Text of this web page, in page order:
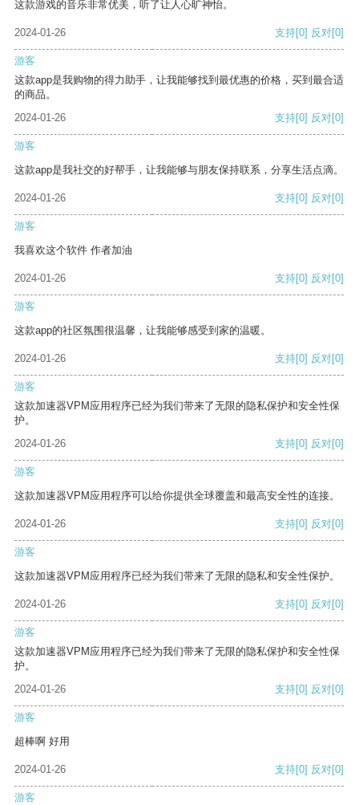
这款游戏的音乐非常优美，听了让人心旷神怡。
2024-01-26 支持[0] 反对[0]
游客
这款app是我购物的得力助手，让我能够找到最优惠的价格，买到最合适
的商品。
2024-01-26
支持[0] 反对[0]
游客
这款app是我社交的好帮手，让我能够与朋友保持联系，分享生活点滴。
2024-01-26 支持[0] 反对[0]
游客
我喜欢这个软件 作者加油
2024-01-26 支持[0] 反对[0]
游客
这款app的社区氛围很温馨，让我能够感受到家的温暖。
2024-01-26 支持[0] 反对[0]
游客
这款加速器VPM应用程序已经为我们带来了无限的隐私保护和安全性保
护。
2024-01-26
支持[0] 反对[0]
游客
这款加速器VPM应用程序可以给你提供全球覆盖和最高安全性的连接。
2024-01-26 支持[0] 反对[0]
游客
这款加速器VPM应用程序已经为我们带来了无限的隐私和安全性保护。
2024-01-26 支持[0] 反对[0]
游客
这款加速器VPM应用程序已经为我们带来了无限的隐私保护和安全性保
护。
2024-01-26
支持[0] 反对[0]
游客
超棒啊 好用
2024-01-26 支持[0] 反对[0]
游客